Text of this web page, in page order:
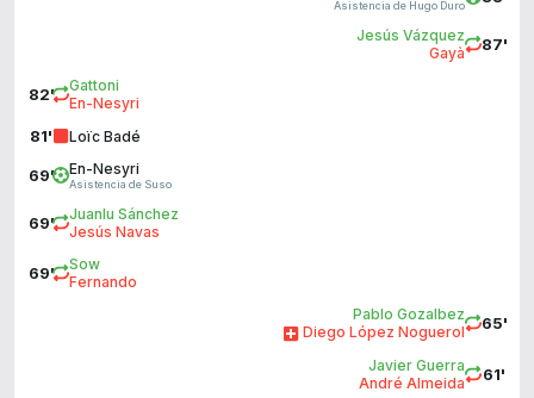
Asistencia de Hugo Duro
87'
Jesús Vázquez
Gayà
82'
Gattoni
En-Nesyri
81' Loïc Badé
69' En-Nesyri
Asistencia de Suso
69'
Juanlu Sánchez
Jesús Navas
69'
Sow
Fernando
65'
Pablo Gozalbez
Diego López Noguerol
61'
Javier Guerra
André Almeida